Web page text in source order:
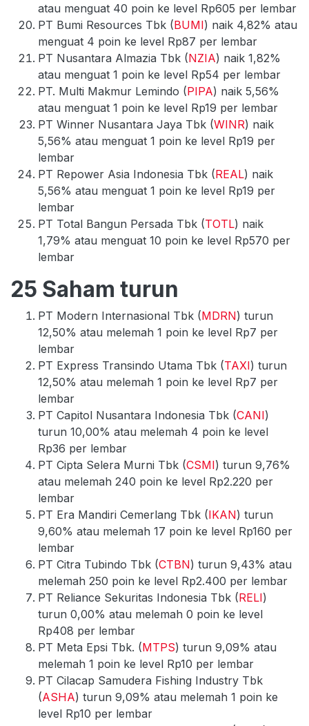
atau menguat 40 poin ke level Rp605 per lembar
PT Bumi Resources Tbk (BUMI) naik 4,82% atau
menguat 4 poin ke level Rp87 per lembar
PT Nusantara Almazia Tbk (NZIA) naik 1,82%
atau menguat 1 poin ke level Rp54 per lembar
PT. Multi Makmur Lemindo (PIPA) naik 5,56%
atau menguat 1 poin ke level Rp19 per lembar
PT Winner Nusantara Jaya Tbk (WINR) naik
5,56% atau menguat 1 poin ke level Rp19 per
lembar
PT Repower Asia Indonesia Tbk (REAL) naik
5,56% atau menguat 1 poin ke level Rp19 per
lembar
PT Total Bangun Persada Tbk (TOTL) naik
1,79% atau menguat 10 poin ke level Rp570 per
lembar
25 Saham turun
PT Modern Internasional Tbk (MDRN) turun
12,50% atau melemah 1 poin ke level Rp7 per
lembar
PT Express Transindo Utama Tbk (TAXI) turun
12,50% atau melemah 1 poin ke level Rp7 per
lembar
PT Capitol Nusantara Indonesia Tbk (CANI)
turun 10,00% atau melemah 4 poin ke level
Rp36 per lembar
PT Cipta Selera Murni Tbk (CSMI) turun 9,76%
atau melemah 240 poin ke level Rp2.220 per
lembar
PT Era Mandiri Cemerlang Tbk (IKAN) turun
9,60% atau melemah 17 poin ke level Rp160 per
lembar
PT Citra Tubindo Tbk (CTBN) turun 9,43% atau
melemah 250 poin ke level Rp2.400 per lembar
PT Reliance Sekuritas Indonesia Tbk (RELI)
turun 0,00% atau melemah 0 poin ke level
Rp408 per lembar
PT Meta Epsi Tbk. (MTPS) turun 9,09% atau
melemah 1 poin ke level Rp10 per lembar
PT Cilacap Samudera Fishing Industry Tbk
(ASHA) turun 9,09% atau melemah 1 poin ke
level Rp10 per lembar